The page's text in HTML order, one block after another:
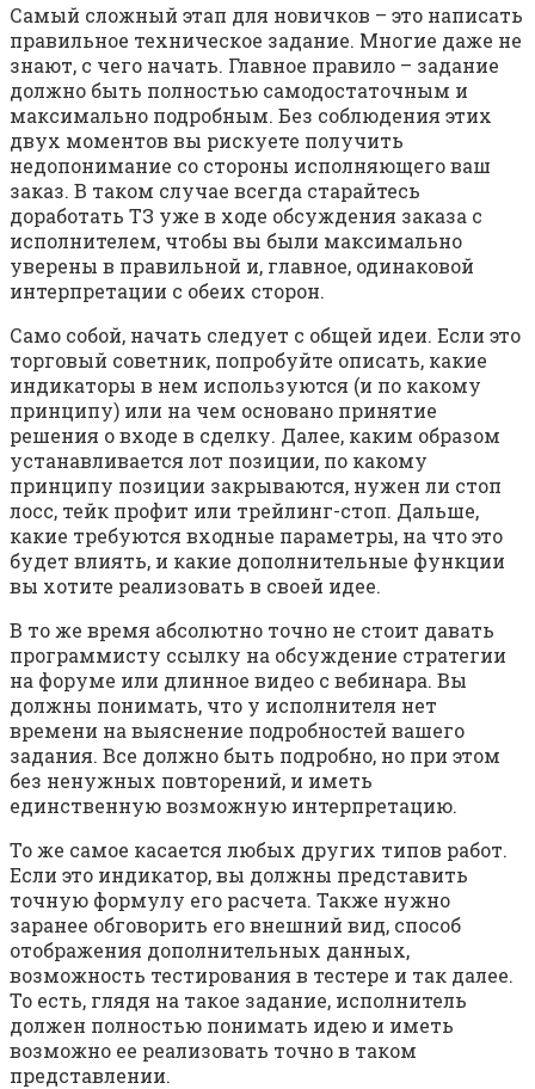
Самый сложный этап для новичков – это написать
правильное техническое задание. Многие даже не
знают, с чего начать. Главное правило – задание
должно быть полностью самодостаточным и
максимально подробным. Без соблюдения этих
двух моментов вы рискуете получить
недопонимание со стороны исполняющего ваш
заказ. В таком случае всегда старайтесь
доработать ТЗ уже в ходе обсуждения заказа с
исполнителем, чтобы вы были максимально
уверены в правильной и, главное, одинаковой
интерпретации с обеих сторон.
Само собой, начать следует с общей идеи. Если это
торговый советник, попробуйте описать, какие
индикаторы в нем используются (и по какому
принципу) или на чем основано принятие
решения о входе в сделку. Далее, каким образом
устанавливается лот позиции, по какому
принципу позиции закрываются, нужен ли стоп
лосс, тейк профит или трейлинг-стоп. Дальше,
какие требуются входные параметры, на что это
будет влиять, и какие дополнительные функции
вы хотите реализовать в своей идее.
В то же время абсолютно точно не стоит давать
программисту ссылку на обсуждение стратегии
на форуме или длинное видео с вебинара. Вы
должны понимать, что у исполнителя нет
времени на выяснение подробностей вашего
задания. Все должно быть подробно, но при этом
без ненужных повторений, и иметь
единственную возможную интерпретацию.
То же самое касается любых других типов работ.
Если это индикатор, вы должны представить
точную формулу его расчета. Также нужно
заранее обговорить его внешний вид, способ
отображения дополнительных данных,
возможность тестирования в тестере и так далее.
То есть, глядя на такое задание, исполнитель
должен полностью понимать идею и иметь
возможно ее реализовать точно в таком
представлении.